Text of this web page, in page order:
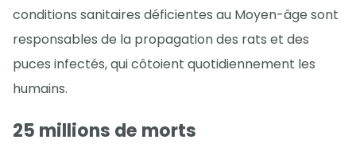
conditions sanitaires déficientes au Moyen-âge sont
responsables de la propagation des rats et des
puces infectés, qui côtoient quotidiennement les
humains.
25 millions de morts